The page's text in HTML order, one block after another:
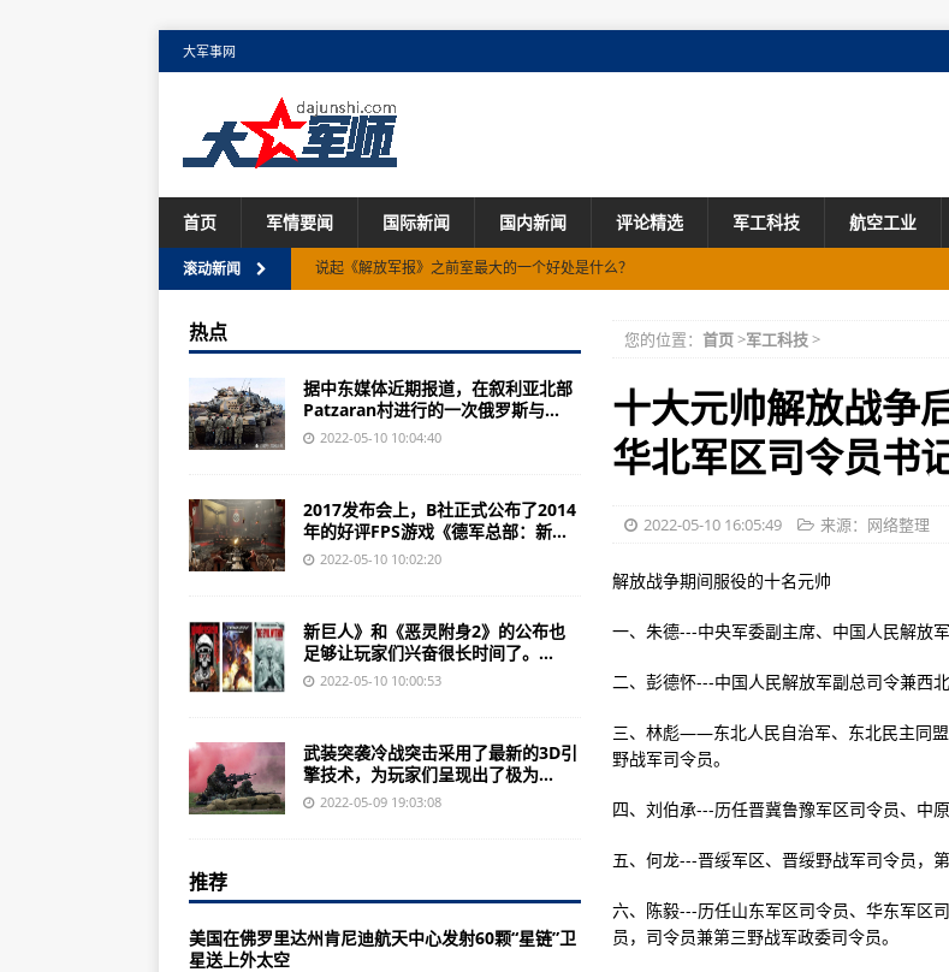
大军事网
首页 军情要闻 国际新闻 国内新闻 评论精选 军工科技 航空工业
滚动新闻
说起《解放军报》之前室最大的一个好处是什么？
俄媒：中国核潜艇噪声缺陷已得到解决美航母编队
军事科学院研究员王卫星:对美国来说最应该汲取的教训
火箭军42年执行1600余次铁路押运任务:守国宝护四方
某合成旅标兵一连为随时出动常态化开展战备拉动演练
上甘岭中部战线的战略要点：上甘岭并不是一座小村庄
看钢弹动画唯一正确的标准顺序是按照出品时间，也就是哪个动画先出
营长三换行军图第８３集团军某旅实战化训练见闻
中国导弹列车有哪些优点？人期待着中国发展
美国B-2轰炸机单价24亿美元，或许是世界上造价最昂贵的军用飞机了
冒险岛骨灰级玩家必备：冒险岛伴侣问题解答怎么双开游戏怎么使用
《全民飞机大战》挑战赛6月新赛季即将开战(组图)
索马里士兵伤亡只有这些，那么毫无疑问你永远不会听不到
您的位置： 首页>军工科技>
十大元帅解放战争
华北军区司令员书
2022-05-10 16:05:49 来源：网络整理
解放战争期间服役的十名元帅
一、朱德---中央军委副主席、中国人民解放军
二、彭德怀---中国人民解放军副总司令兼西
三、林彪——东北人民自治军、东北民主同
野战军司令员。
四、刘伯承---历任晋冀鲁豫军区司令员、中
五、何龙---晋绥军区、晋绥野战军司令员，
六、陈毅---历​​任山东军区司令员、华东军区
员，司令员兼第三野战军政委司令员。
热点
据中东媒体近期报道，在叙利亚北部
Patzaran村进行的一次俄罗斯与...
2022-05-10 10:04:40
2017发布会上，B社正式公布了2014
年的好评FPS游戏《德军总部：新...
2022-05-10 10:02:20
新巨人》和《恶灵附身2》的公布也
足够让玩家们兴奋很长时间了。...
2022-05-10 10:00:53
武装突袭冷战突击采用了最新的3D引
擎技术，为玩家们呈现出了极为...
2022-05-09 19:03:08
推荐
美国在佛罗里达州肯尼迪航天中心发射60颗“星链”卫
星送上外太空